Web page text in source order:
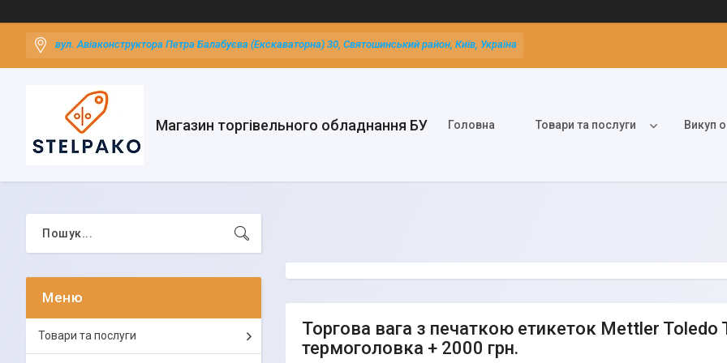
вул. Авіаконструктора Петра Балабуєва (Екскаваторна) 30, Святошинський район, Київ, Україна
Магазин торгівельного обладнання БУ Головна Товари та послуги Викуп
Торгова вага з печаткою етикеток Mettler
термоголовка + 2000 грн.
Товари та послуги